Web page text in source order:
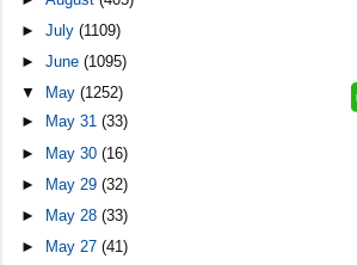
►July(1109)
►June(1095)
▼
May(1252)
►
May 31(33)
► May 30(16)
►
May 29(32)
►
May 28(33)
►
May 27(41)